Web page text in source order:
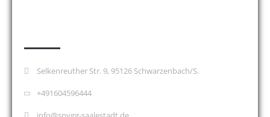
Selkenreuther Str. 9, 95126 Schwarzenbach/S.
+491604596444